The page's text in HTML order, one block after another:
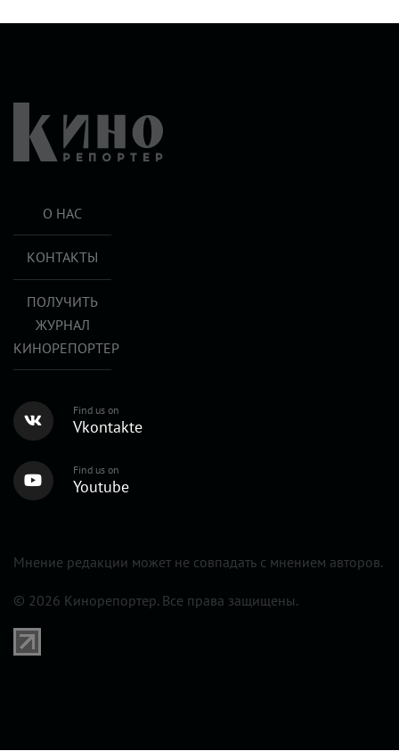
О НАС
КОНТАКТЫ
ПОЛУЧИТЬ
ЖУРНАЛ
КИНОРЕПОРТЕР
Find us on
Vkontakte
Find us on
Youtube
Мнение редакции может не совпадать с мнением авторов.
© 2026 Кинорепортер. Все права защищены.